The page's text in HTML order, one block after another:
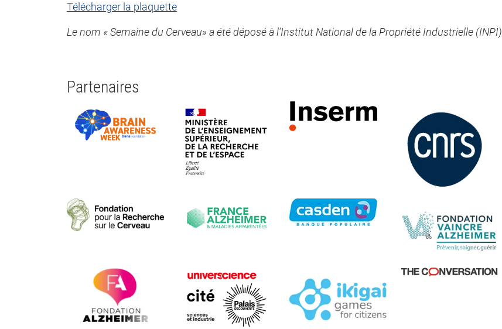
Télécharger la plaquette
Le nom « Semaine du Cerveau» a été déposé à l’Institut National de la Propriété Industrielle
Partenaires